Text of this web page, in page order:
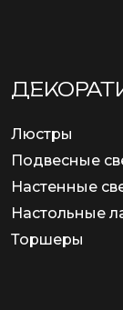
Люстры
Подвесные
Настенные
Настольные
Торшеры